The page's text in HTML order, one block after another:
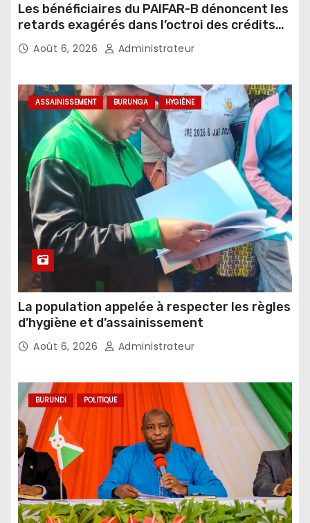
Les bénéficiaires du PAIFAR-B dénoncent les
retards exagérés dans l’octroi des crédits
agricoles
Août 6, 2026 Administrateur
ASSAINISSEMENT BURUNGA HYGIÈNE
La population appelée à respecter les règles
d’hygiène et d’assainissement
Août 6, 2026 Administrateur
BURUNDI POLITIQUE